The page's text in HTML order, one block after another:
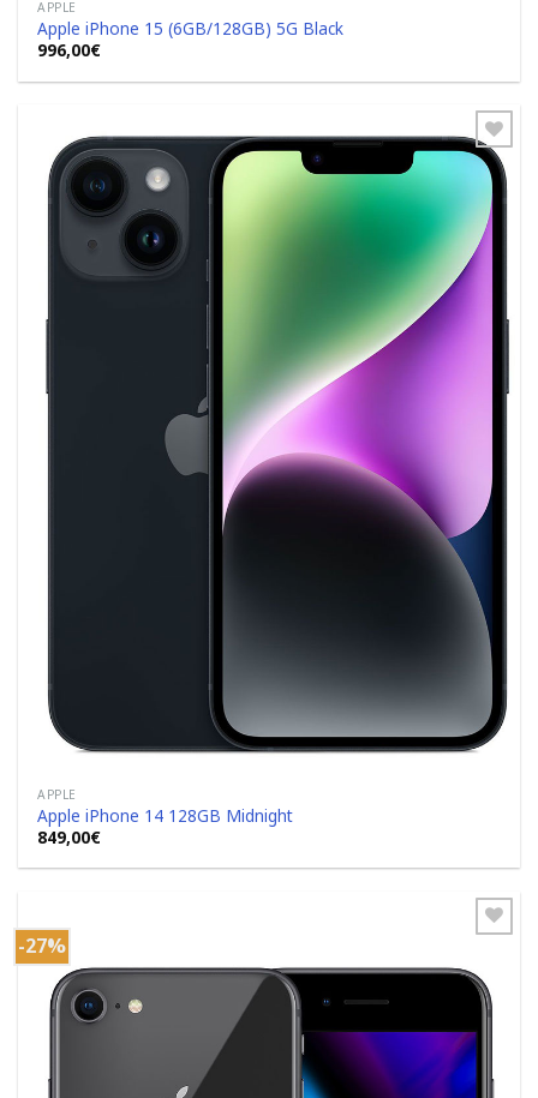
APPLE
Apple iPhone 15 (6GB/128GB) 5G Black
996,00€
Add to
Wishlist
APPLE
Apple iPhone 14 128GB Midnight
849,00€
-27%
Add to
Wishlist